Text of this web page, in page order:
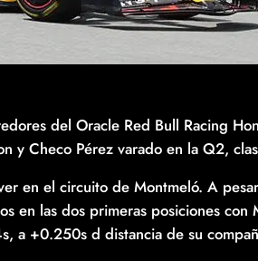
del Oracle Red Bull Racing
y Checo Pérez varado en la Q2,
en el circuito de Montmeló. A
en las dos primeras posiciones
a +0.250s d distancia de su